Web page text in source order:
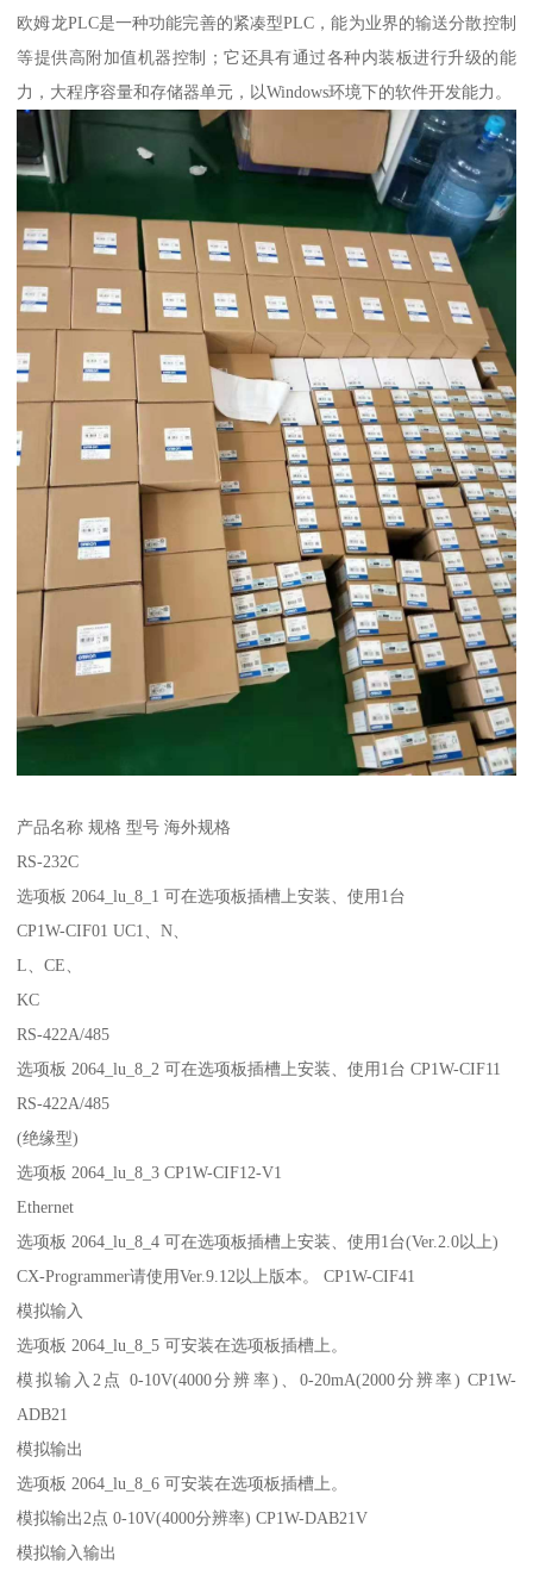
欧姆龙PLC是一种功能完善的紧凑型PLC，能为业界的输送分散控制
等提供高附加值机器控制；它还具有通过各种内装板进行升级的能
力，大程序容量和存储器单元，以Windows环境下的软件开发能力。
产品名称 规格 型号 海外规格
RS-232C
选项板 2064_lu_8_1 可在选项板插槽上安装、使用1台
CP1W-CIF01 UC1、N、
L、CE、
KC
RS-422A/485
选项板 2064_lu_8_2 可在选项板插槽上安装、使用1台 CP1W-CIF11
RS-422A/485
(绝缘型)
选项板 2064_lu_8_3 CP1W-CIF12-V1
Ethernet
选项板 2064_lu_8_4 可在选项板插槽上安装、使用1台(Ver.2.0以上)
CX-Programmer请使用Ver.9.12以上版本。 CP1W-CIF41
模拟输入
选项板 2064_lu_8_5 可安装在选项板插槽上。
模拟输入2点 0-10V(4000分辨率)、0-20mA(2000分辨率) CP1W-
ADB21
模拟输出
选项板 2064_lu_8_6 可安装在选项板插槽上。
模拟输出2点 0-10V(4000分辨率) CP1W-DAB21V
模拟输入输出